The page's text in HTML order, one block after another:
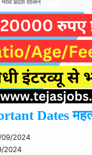
Dates
2024
2024